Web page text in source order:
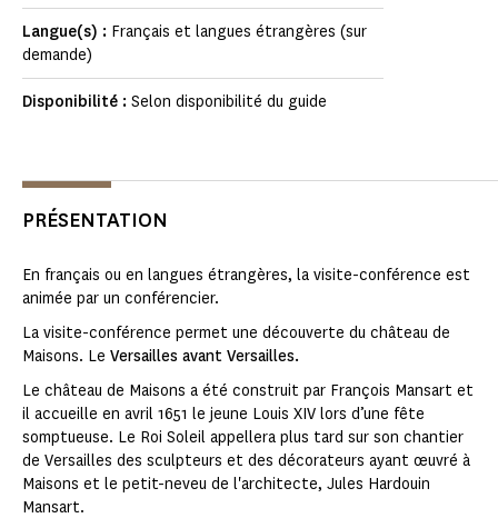
Langue(s) : Français et langues étrangères (sur
demande)
Disponibilité : Selon disponibilité du guide
PRÉSENTATION
En français ou en langues étrangères, la visite-conférence est
animée par un conférencier.
La visite-conférence permet une découverte du château de
Maisons. Le Versailles avant Versailles.
Le château de Maisons a été construit par François Mansart et
il accueille en avril 1651 le jeune Louis XIV lors d’une fête
somptueuse. Le Roi Soleil appellera plus tard sur son chantier
de Versailles des sculpteurs et des décorateurs ayant œuvré à
Maisons et le petit-neveu de l'architecte, Jules Hardouin
Mansart.